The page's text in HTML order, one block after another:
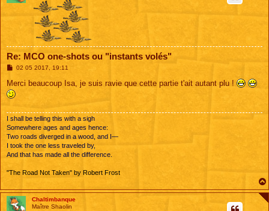
Re: MCO one-shots ou "instants volés"
M
s
s
a
02 05 2017, 19:11
Merci beaucoup Isa, je suis ravie que cette partie t'ait autant plu !
I shall be telling this with a sigh
Somewhere ages and ages hence:
Two roads diverged in a wood, and I—
I took the one less traveled by,
And that has made all the difference.
"The Road Not Taken" by Robert Frost
Chaltimbanque
Maître Shaolin